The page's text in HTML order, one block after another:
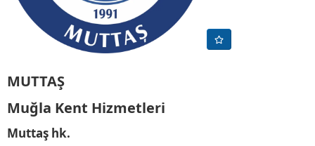
MUTTAŞ​
Muğla Kent Hizmetleri​
Muttaş hk.​